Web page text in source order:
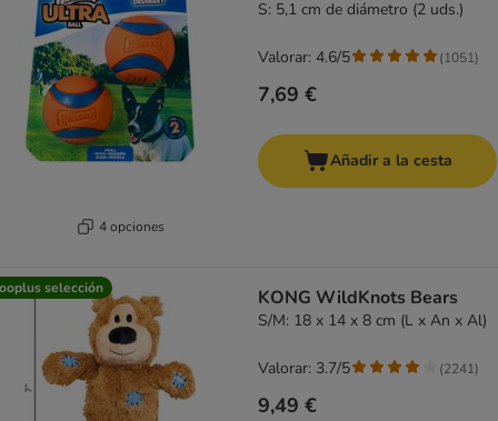
4 opciones
S: 5,1 cm de diámetro (2 uds.)
7,69 €
Valorar: 4.6/5 (1051)
Añadir a la cesta
selección KONG WildKnots Bears
S/M: 18 x 14 x 8 cm (L x An x Al)
9,49 €
Valorar: 3.7/5 (2241)